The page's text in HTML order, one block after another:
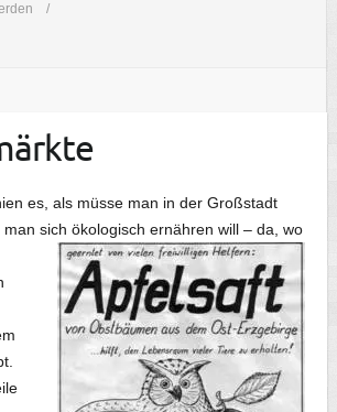
es, als müsse man in der Großstadt
man sich ökologischernähren will – da, wo